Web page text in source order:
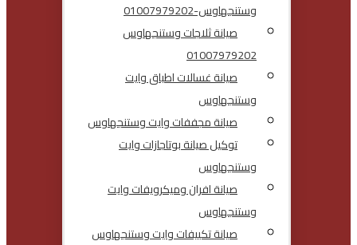
وستنجهاوس-01007979202
صيانة ثلاجات وستنجهاوس
01007979202
صيانة غسالات اطباق وايت
وستنجهاوس
صيانة مجففات وايت وستنجهاوس
توكيل صيانة بوتاجازات وايت
وستنجهاوس
صيانة افران وميكرويفات وايت
وستنجهاوس
صيانة تكييفات وايت وستنجهاوس